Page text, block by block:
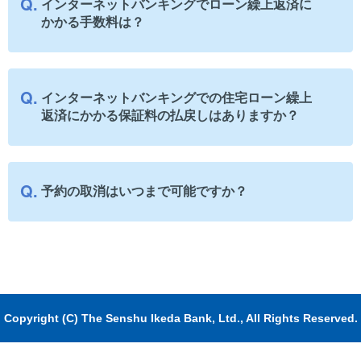
インターネットバンキングでローン繰上返済に
かかる手数料は？
インターネットバンキングでの住宅ローン繰上
返済にかかる保証料の払戻しはありますか？
予約の取消はいつまで可能ですか？
Copyright (C) The Senshu Ikeda Bank, Ltd., All Rights Reserved.